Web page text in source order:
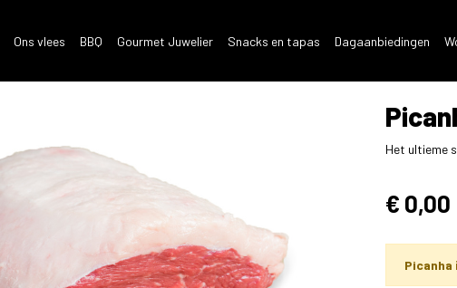
Ons vlees BBQ Gourmet Juwelier Snacks en tapas Dagaanbiedingen
Het ultieme
€ 0,00
Picanha